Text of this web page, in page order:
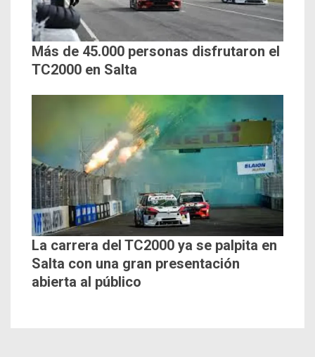
Más de 45.000 personas disfrutaron el
TC2000 en Salta
La carrera del TC2000 ya se palpita en
Salta con una gran presentación
abierta al público